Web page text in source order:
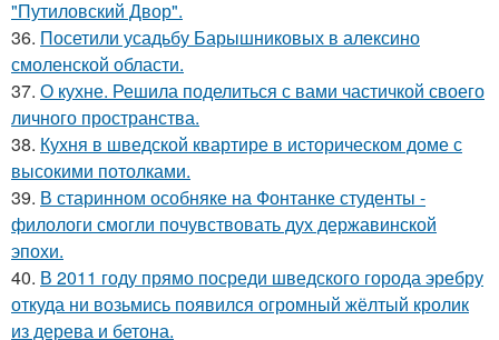
"Путиловский Двор".
36. Посетили усадьбу Барышниковых в алексино
смоленской области.
37. О кухне. Решила поделиться с вами частичкой своего
личного пространства.
38. Кухня в шведской квартире в историческом доме с
высокими потолками.
39. В старинном особняке на Фонтанке студенты -
филологи смогли почувствовать дух державинской
эпохи.
40. В 2011 году прямо посреди шведского города эребру
откуда ни возьмись появился огромный жёлтый кролик
из дерева и бетона.